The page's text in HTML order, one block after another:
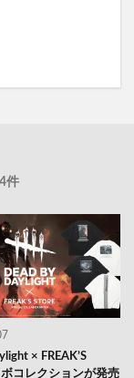
件
× FREAK’S
ボコレクションが発売